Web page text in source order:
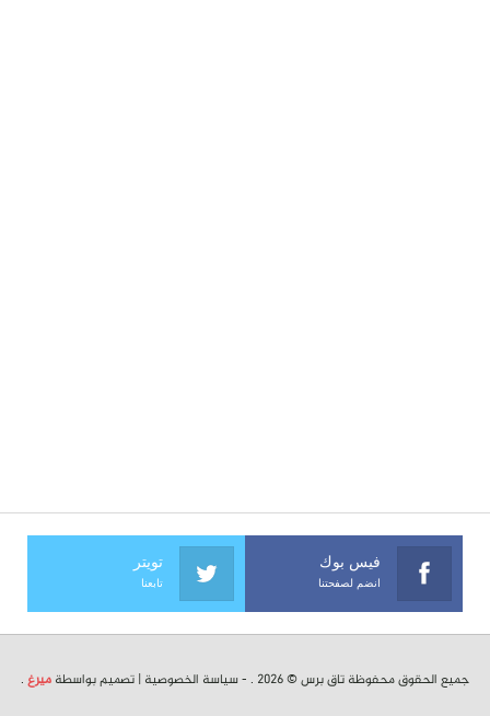
فيس بوك
انضم لصفحتنا
تويتر
تابعنا
جميع الحقوق محفوظة تاق برس © 2026 . - سياسة الخصوصية | تصميم بواسطة ميرغ .